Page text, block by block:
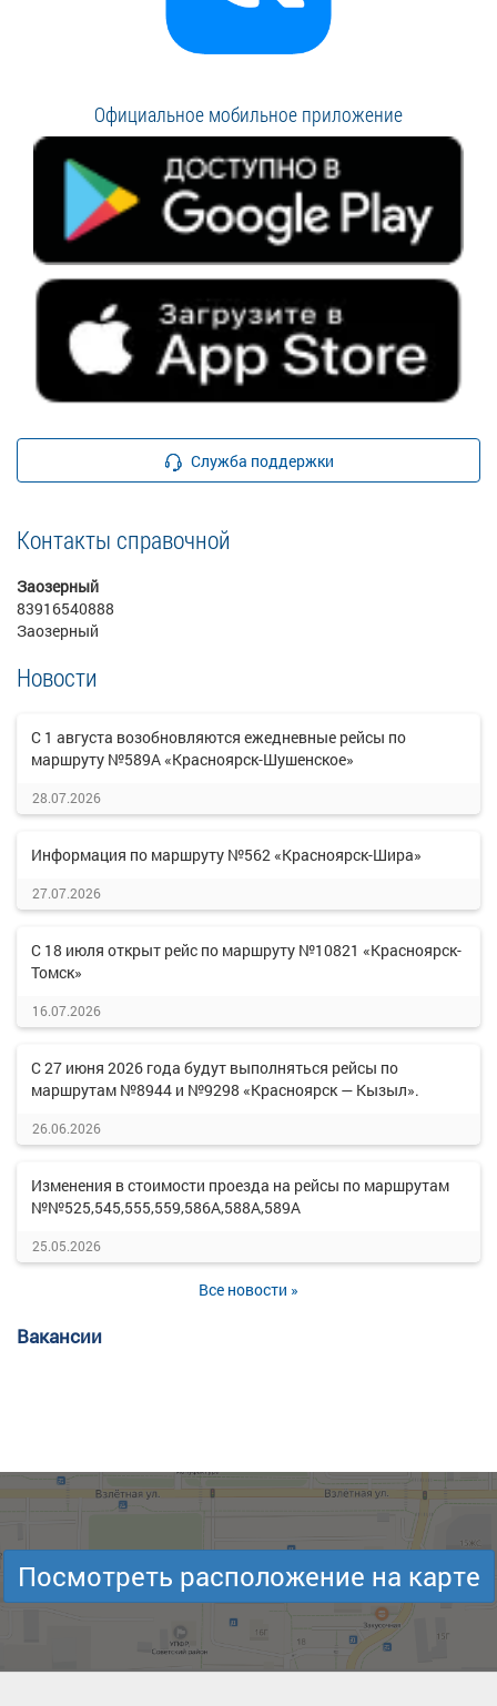
Официальное мобильное приложение
Служба поддержки
Контакты справочной
Заозерный
83916540888
Заозерный
Новости
С 1 августа возобновляются ежедневные рейсы по
маршруту №589А «Красноярск-Шушенское»
28.07.2026
Информация по маршруту №562 «Красноярск-Шира»
27.07.2026
С 18 июля открыт рейс по маршруту №10821 «Красноярск-
Томск»
16.07.2026
С 27 июня 2026 года будут выполняться рейсы по
маршрутам №8944 и №9298 «Красноярск — Кызыл».
26.06.2026
Изменения в стоимости проезда на рейсы по маршрутам
№№525,545,555,559,586А,588А,589А
25.05.2026
Все новости »
Вакансии
Посмотреть расположение на карте